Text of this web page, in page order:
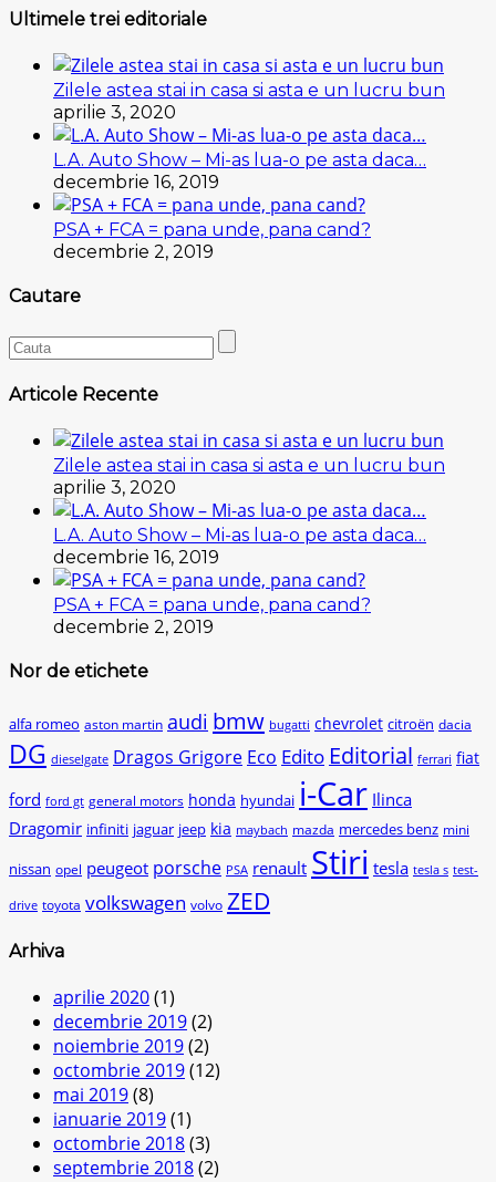
Ultimele trei editoriale
Zilele astea stai in casa si asta e un lucru bun
aprilie 3, 2020
L.A. Auto Show – Mi-as lua-o pe asta daca…
decembrie 16, 2019
PSA + FCA = pana unde, pana cand?
decembrie 2, 2019
Cautare
Articole Recente
Zilele astea stai in casa si asta e un lucru bun
aprilie 3, 2020
L.A. Auto Show – Mi-as lua-o pe asta daca…
decembrie 16, 2019
PSA + FCA = pana unde, pana cand?
decembrie 2, 2019
Nor de etichete
alfa romeo aston martin audi bmw bugatti chevrolet citroën dacia
DG dieselgate Dragos Grigore Eco Edito Editorial ferrari fiat
ford ford gt general motors honda hyundai i-Car Ilinca
Dragomir infiniti jaguar jeep kia maybach mazda mercedes benz mini
nissan opel peugeot porsche PSA renault Stiri tesla tesla s test-
drive toyota volkswagen volvo ZED
Arhiva
aprilie 2020(1)
decembrie 2019(2)
noiembrie 2019(2)
octombrie 2019(12)
mai 2019(8)
ianuarie 2019(1)
octombrie 2018(3)
septembrie 2018(2)